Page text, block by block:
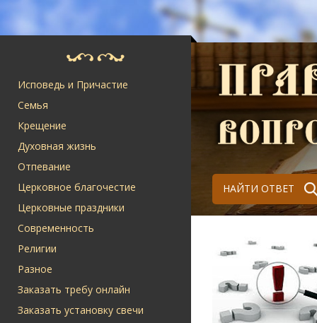
Исповедь и Причастие
Семья
Крещение
Духовная жизнь
Отпевание
Церковное благочестие
Церковные праздники
Современность
Религии
Разное
Заказать требу онлайн
Заказать установку свечи
НАЙТИ ОТВЕТ